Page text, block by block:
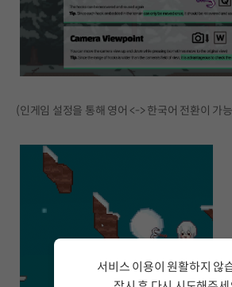
(인게임 설정을 통해 영어 <-> 한국어 전환이 가
서비스 이용이 원활하지 않